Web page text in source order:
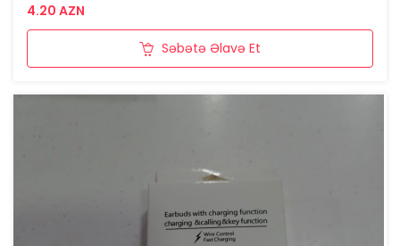
4.20 AZN
Səbətə Əlavə Et